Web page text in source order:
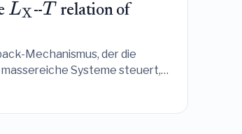
LX--T
relation of
Mechanismus, der die
Systeme steuert,